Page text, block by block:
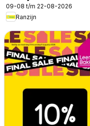
09-08 t/m 22-08-2026
Ranzijn